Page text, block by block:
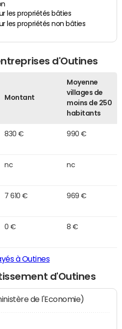
les propriétés bâties
les propriétés non bâties
d'Outines
Montant
Moyenne
villages de
moins de 250
habitants
830 € 990 €
nc nc
7 610 € 969 €
0 € 8 €
à Outines
d'Outines
de l'Economie)